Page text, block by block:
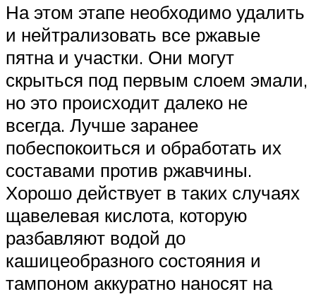
На этом этапе необходимо удалить
и нейтрализовать все ржавые
пятна и участки. Они могут
скрыться под первым слоем эмали,
но это происходит далеко не
всегда. Лучше заранее
побеспокоиться и обработать их
составами против ржавчины.
Хорошо действует в таких случаях
щавелевая кислота, которую
разбавляют водой до
кашицеобразного состояния и
тампоном аккуратно наносят на